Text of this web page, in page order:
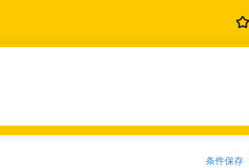
条件保存